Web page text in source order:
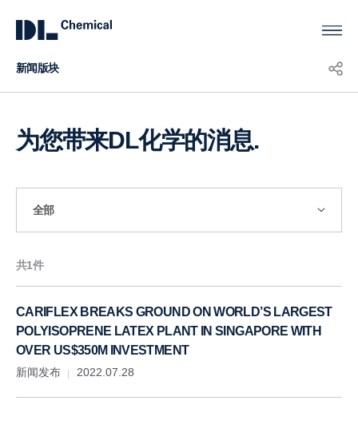
KOR ENG CHN
新闻版块
为您带来DL化学的消息.
全部
共1件
CARIFLEX BREAKS GROUND ON WORLD’S LARGEST
POLYISOPRENE LATEX PLANT IN SINGAPORE WITH
OVER US$350M INVESTMENT
新闻发布 2022.07.28